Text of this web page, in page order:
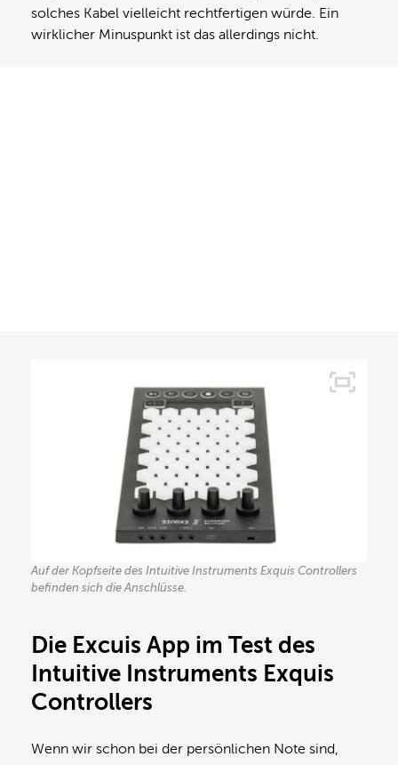
solches Kabel vielleicht rechtfertigen würde. Ein
wirklicher Minuspunkt ist das allerdings nicht.
Auf der Kopfseite des Intuitive Instruments Exquis Controllers
befinden sich die Anschlüsse.
Die Excuis App im Test des
Intuitive Instruments Exquis
Controllers
Wenn wir schon bei der persönlichen Note sind,